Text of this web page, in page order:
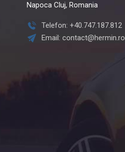
Napoca Cluj, Romania
Telefon: +40.747.187.812
Email: contact@hermin.ro